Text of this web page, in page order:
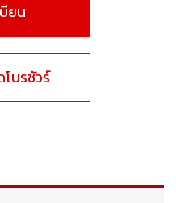
ยน
บรชัวร์